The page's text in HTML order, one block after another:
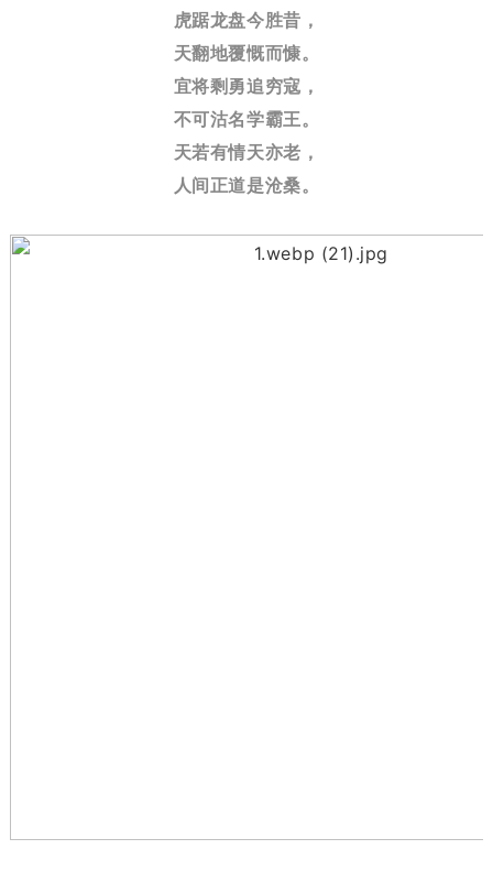
虎踞龙盘今胜昔，
天翻地覆慨而慷。
宜将剩勇追穷寇，
不可沽名学霸王。
天若有情天亦老，
人间正道是沧桑。